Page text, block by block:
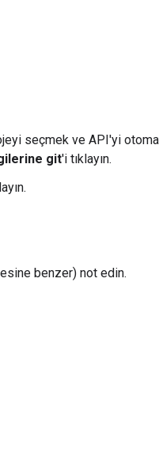
seçmek ve API'yi
git'i tıklayın.
benzer) not edin.